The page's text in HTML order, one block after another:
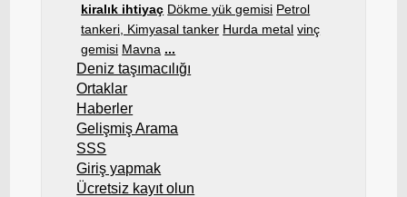
kiralık ihtiyaç Dökme yük gemisi Petrol
tankeri, Kimyasal tanker Hurda metal vinç
gemisi Mavna ...
Deniz taşımacılığı
Ortaklar
Haberler
Gelişmiş Arama
SSS
Giriş yapmak
Ücretsiz kayıt olun